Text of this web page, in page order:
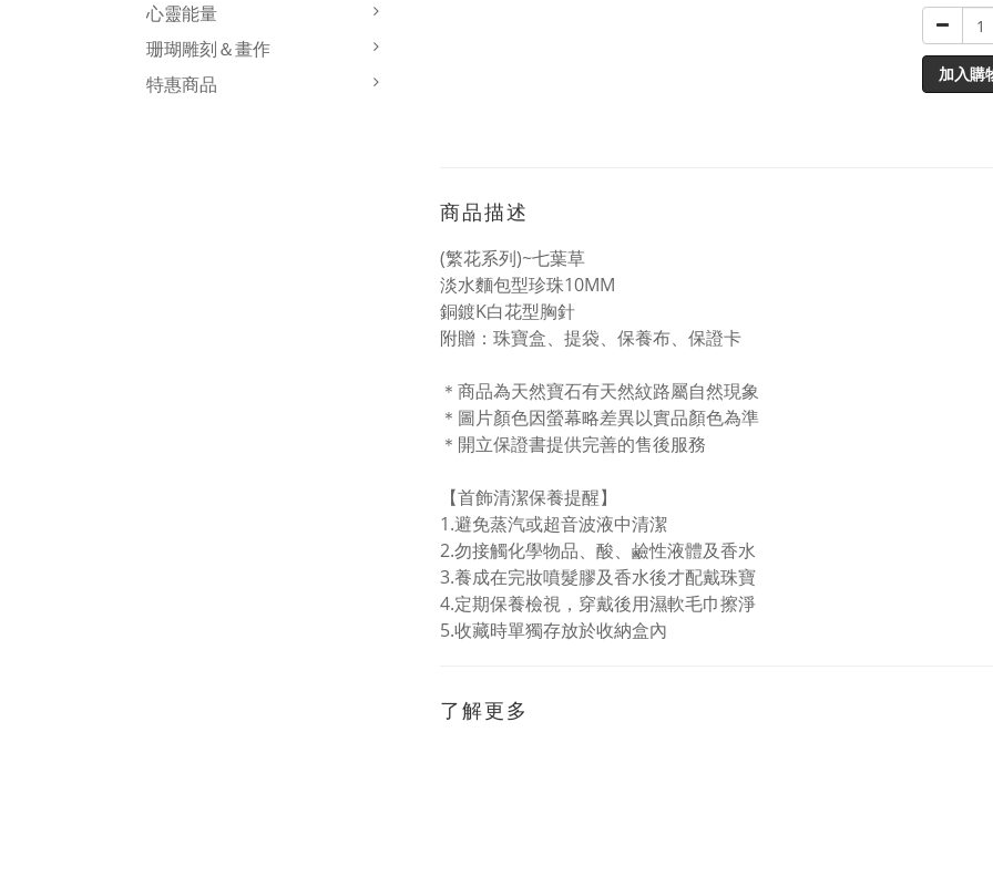
心靈能量
珊瑚雕刻＆畫作
特惠商品
加入購
商品描述
(繁花系列)~七葉草
淡水麵包型珍珠10MM
銅鍍K白花型胸針
附贈：珠寶盒、提袋、保養布、保證卡
＊商品為天然寶石有天然紋路屬自然現象
＊圖片顏色因螢幕略差異以實品顏色為準
＊開立保證書提供完善的售後服務
【首飾清潔保養提醒】
1.避免蒸汽或超音波液中清潔
2.勿接觸化學物品、酸、鹼性液體及香水
3.養成在完妝噴髮膠及香水後才配戴珠寶
4.定期保養檢視，穿戴後用濕軟毛巾擦淨
5.收藏時單獨存放於收納盒內
了解更多